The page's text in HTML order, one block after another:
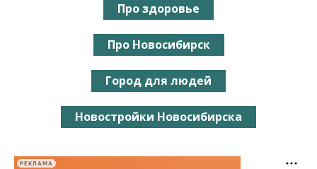
Про здоровье
Про Новосибирск
Город для людей
Новостройки Новосибирска
РЕКЛАМА